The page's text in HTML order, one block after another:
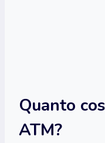
Quanto
ATM?